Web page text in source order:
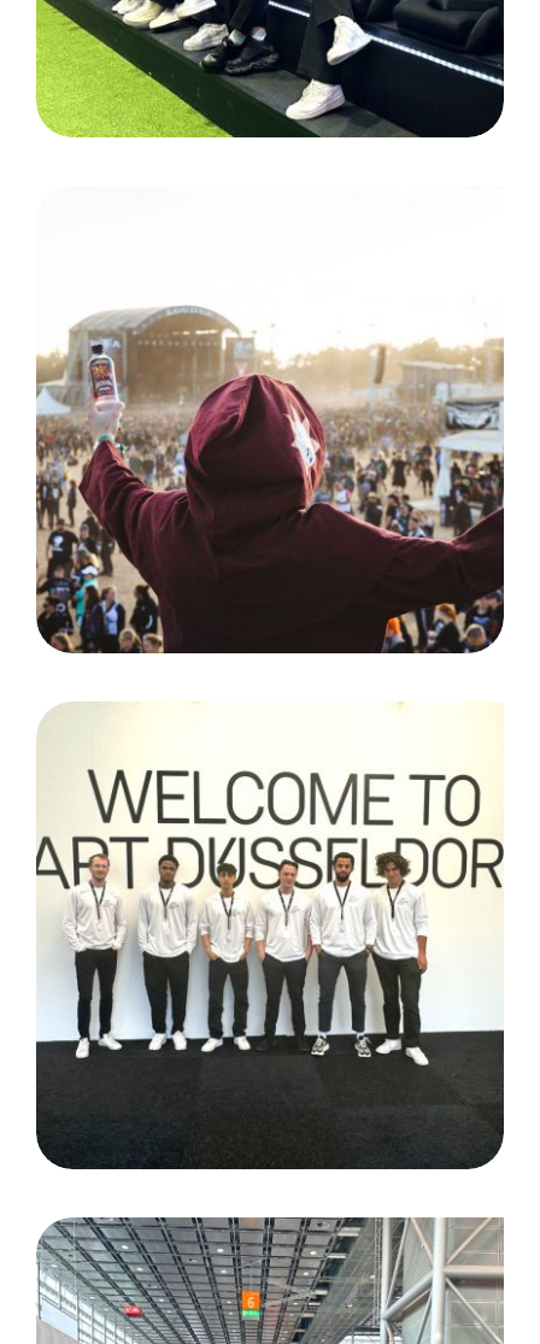
W:O:A 2024: Wacken /
Gerolsteiner Brunnen GmbH
& Co. KG
ART DÜSSELDORF:
Düsseldorf / Areal Böhler